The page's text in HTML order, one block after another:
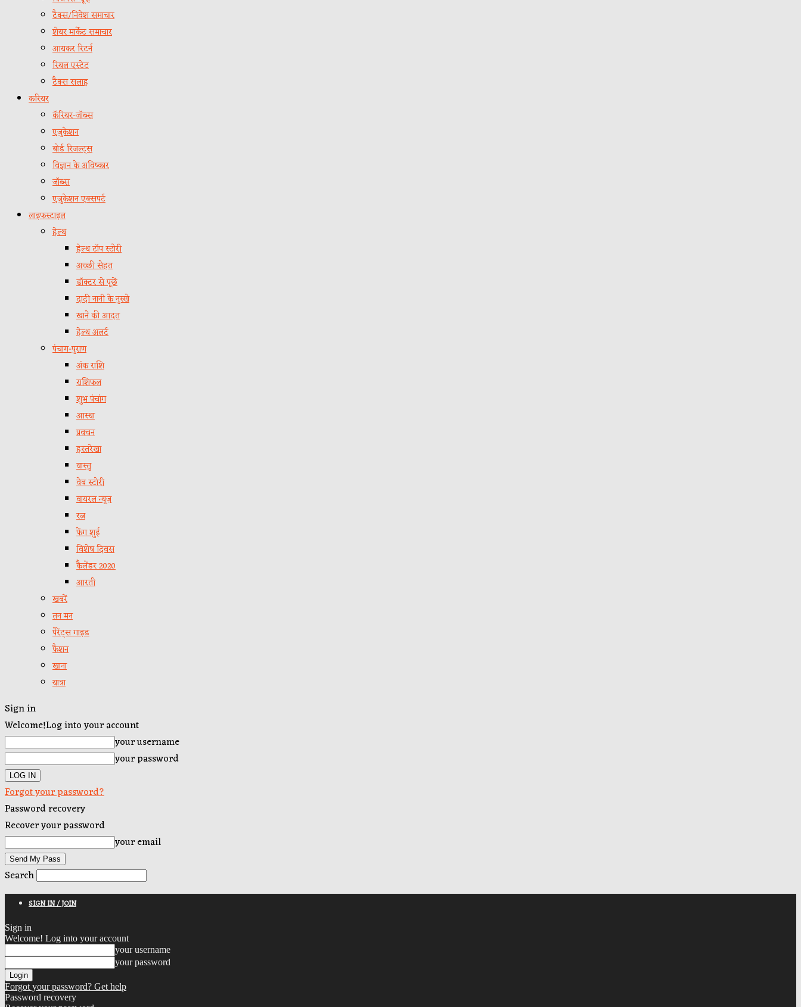
टैक्स/निवेश समाचार
शेयर मार्केट समाचार
आयकर रिटर्न
रियल एस्टेट
टैक्स सलाह
करियर
कॅरियर-जॉब्स
एजुकेशन
बोर्ड रिजल्ट्स
विज्ञान के अविष्कार
जॉब्स
एजुकेशन एक्सपर्ट
लाइफस्टाइल
हेल्थ
हेल्थ टॉप स्टोरी
अच्छी सेहत
डॉक्टर से पूछें
दादी नानी के नुस्खे
खाने की आदत
हेल्थ अलर्ट
पंचाग-पुराण
अंक राशि
राशिफल
शुभ पंचांग
आस्था
प्रवचन
हस्तरेखा
वास्तु
वेब स्टोरी
वायरल न्यूज़
रत्न
फेंग शुई
विशेष दिवस
कैलेंडर 2020
आरती
खबरें
तन मन
पेरेंट्स गाइड
फैशन
खाना
यात्रा
Sign in
Welcome!Log into your account
your username
your password
Forgot your password?
Password recovery
Recover your password
your email
Search
SIGN IN / JOIN
Sign in
Welcome! Log into your account
your username
your password
Forgot your password? Get help
Password recovery